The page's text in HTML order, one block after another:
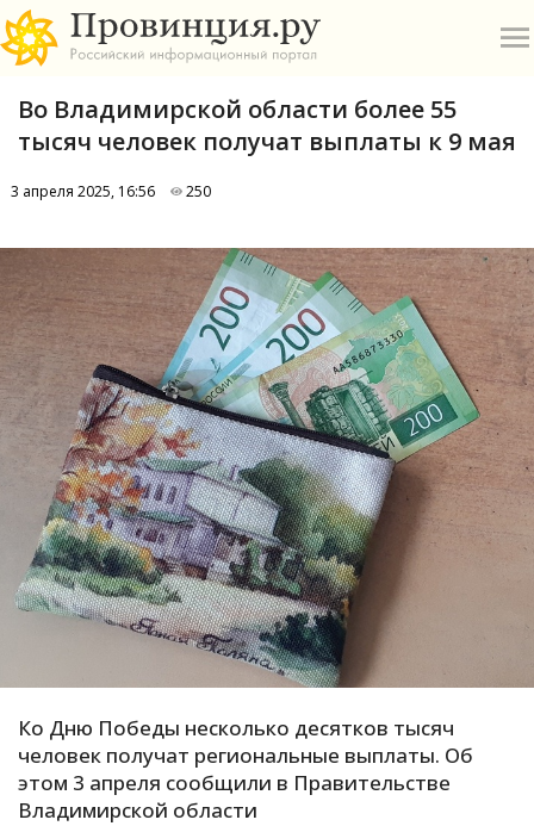
А
Б
В
Е
К
О
П
Р
Во Владимирской области более 55
тысяч человек получат выплаты к 9 мая
3 апреля 2025, 16:56 250
Ко Дню Победы несколько десятков тысяч
человек получат региональные выплаты. Об
этом 3 апреля сообщили в Правительстве
Владимирской области